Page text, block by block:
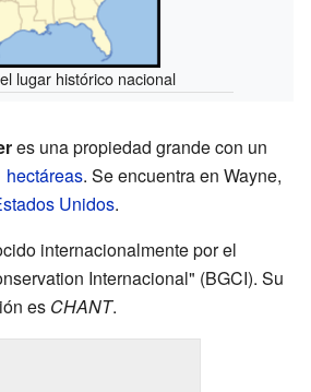
lugar histórico nacional
es una propiedad grande con un
hectáreas. Se encuentra en Wayne,
Unidos.
internacionalmente por el
Internacional" (BGCI). Su
es CHANT.